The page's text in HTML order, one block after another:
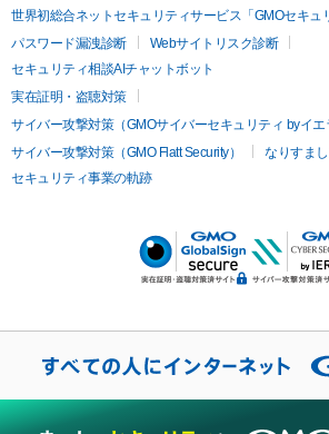
世界初総合ネットセキュリティサービス「GMOセキュ
パスワード漏洩診断
Webサイトリスク診断
セキュリティ相談AIチャットボット
実在証明・盗聴対策
サイバー攻撃対策（GMOサイバーセキュリティ byイエ
サイバー攻撃対策（GMO Flatt Security）
なりすま
セキュリティ事業の軌跡